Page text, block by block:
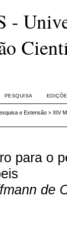
-
PESQUISA
e Extensão> XIV
para o
de